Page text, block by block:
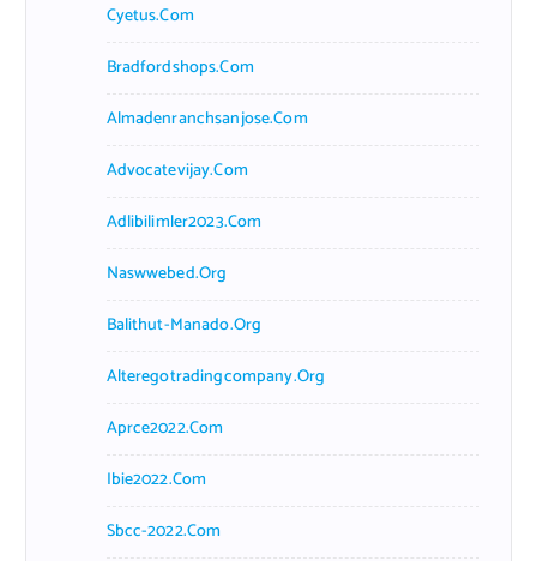
Cyetus.com
Bradfordshops.com
Almadenranchsanjose.com
Advocatevijay.com
Adlibilimler2023.com
Naswwebed.org
Balithut-Manado.org
Alteregotradingcompany.org
Aprce2022.com
Ibie2022.com
Sbcc-2022.com